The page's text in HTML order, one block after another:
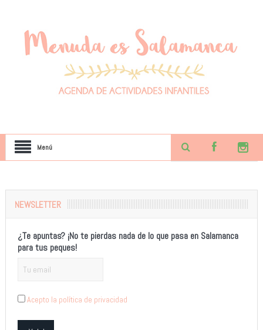
Menú
NEWSLETTER
¿Te apuntas? ¡No te pierdas nada de lo que pasa en Salamanca
para tus peques!
Acepto la política de privacidad